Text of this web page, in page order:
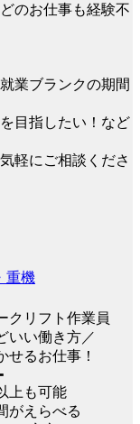
のお仕事も経験不
業ブランクの期間
目指したい！など
軽にご相談くださ
重機
クリフト作業員
いい働き方／
せるお仕事！
上も可能
がえらべる